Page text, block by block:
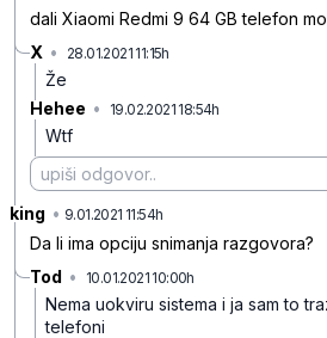
dali Xiaomi Redmi 9 64 GB telefon
X • 28.01.2021 11:15h
Že
Hehee • 19.02.2021 18:54h
Wtf
king • 9.01.2021 11:54h
Da li ima opciju snimanja razgovora?
Tod • 10.01.2021 10:00h
Nema uokviru sistema i ja sam to
telefoni